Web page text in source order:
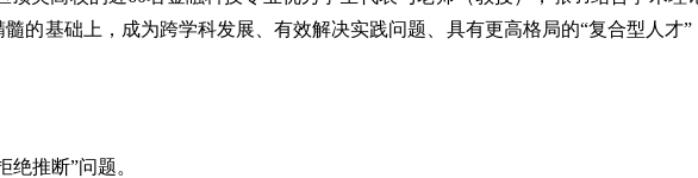
的基础上，成为跨学科发展、有效解决实践问题、具有更高格局的“复合型人才
推断”问题。